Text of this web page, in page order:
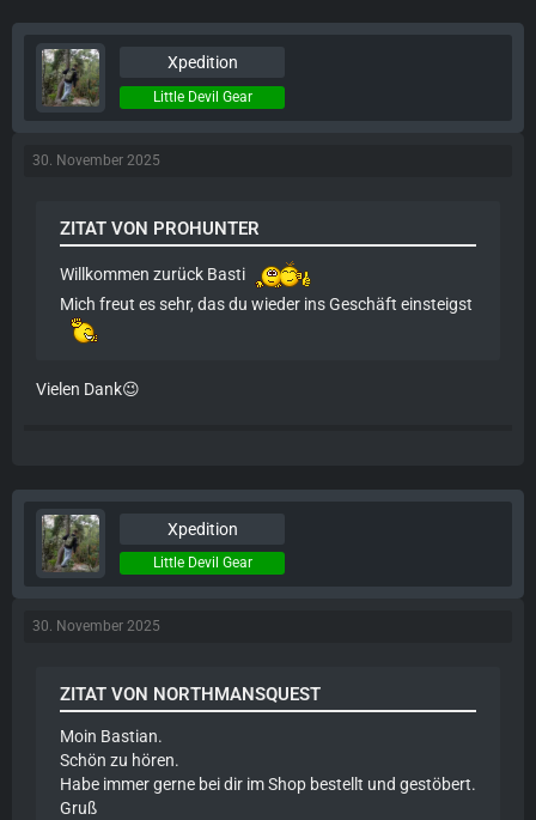
Xpedition
Little Devil Gear
30. November 2025
ZITAT VON PROHUNTER
Willkommen zurück Basti
Mich freut es sehr, das du wieder ins Geschäft einsteigst
Vielen Dank😉
Xpedition
Little Devil Gear
30. November 2025
ZITAT VON NORTHMANSQUEST
Moin Bastian.
Schön zu hören.
Habe immer gerne bei dir im Shop bestellt und gestöbert.
Gruß